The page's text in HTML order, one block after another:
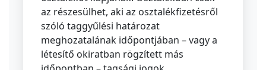
az részesülhet, aki az osztalékfizetésről
szóló taggyűlési határozat
meghozatalának időpontjában – vagy a
létesítő okiratban rögzített más